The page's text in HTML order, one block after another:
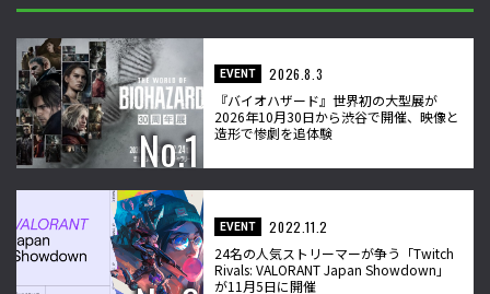
EVENT
2026.8.3
『バイオハザード』世界初の大型展が
2026年10月30日から渋谷で開催、映像と
造形で惨劇を追体験
EVENT
2022.11.2
24名の人気ストリーマーが争う「Twitch
Rivals: VALORANT Japan Showdown」
が11月5日に開催